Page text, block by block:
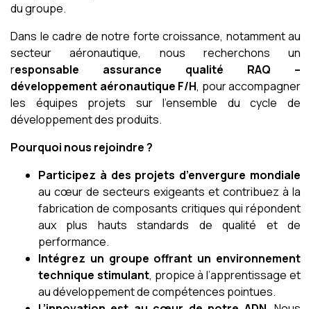
du groupe.
Dans le cadre de notre forte croissance, notamment au
secteur aéronautique, nous recherchons un
responsable assurance qualité RAQ –
développement aéronautique F/H, pour accompagner
les équipes projets sur l’ensemble du cycle de
développement des produits.
Pourquoi nous rejoindre ?
Participez à des projets d’envergure mondiale
au cœur de secteurs exigeants et contribuez à la
fabrication de composants critiques qui répondent
aux plus hauts standards de qualité et de
performance.
Intégrez un groupe offrant un environnement
technique stimulant, propice à l’apprentissage et
au développement de compétences pointues.